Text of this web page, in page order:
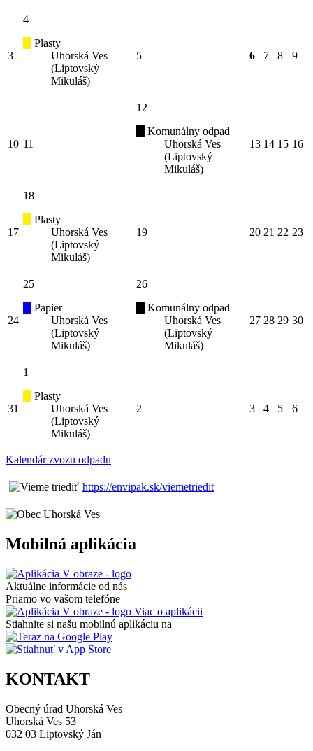
3
4
Plasty
Uhorská Ves
(Liptovský
Mikuláš)
5 6 7 8 9
10 11
12
Komunálny odpad
Uhorská Ves
(Liptovský
Mikuláš)
13 14 15 16
17
18
Plasty
Uhorská Ves
(Liptovský
Mikuláš)
19 20 21 22 23
24
25
Papier
Uhorská Ves
(Liptovský
Mikuláš)
26
Komunálny odpad
Uhorská Ves
(Liptovský
Mikuláš)
27 28 29 30
31
1
Plasty
Uhorská Ves
(Liptovský
Mikuláš)
2 3 4 5 6
Kalendár zvozu odpadu
https://envipak.sk/viemetriedit
Mobilná aplikácia
Aktuálne informácie od nás
Priamo vo vašom telefóne
Viac o aplikácii
Stiahnite si našu mobilnú aplikáciu na
KONTAKT
Obecný úrad Uhorská Ves
Uhorská Ves 53
032 03 Liptovský Ján